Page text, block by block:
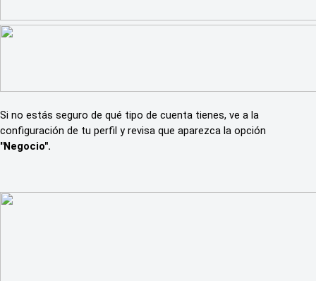
Si no estás seguro de qué tipo de cuenta tienes, ve a la
configuración de tu perfil y revisa que aparezca la opción
"Negocio".